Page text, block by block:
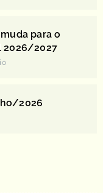
para o
2026/2027
2026